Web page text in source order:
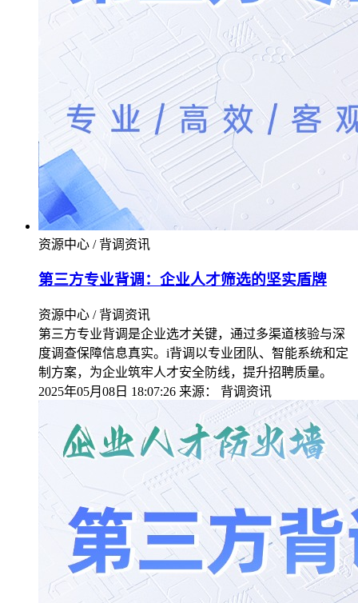
资源中心 / 背调资讯
第三方专业背调：企业人才筛选的坚实盾牌​
资源中心 / 背调资讯
第三方专业背调是企业选才关键，通过多渠道核验与深
度调查保障信息真实。i背调以专业团队、智能系统和定
制方案，为企业筑牢人才安全防线，提升招聘质量。
2025年05月08日 18:07:26 来源： 背调资讯